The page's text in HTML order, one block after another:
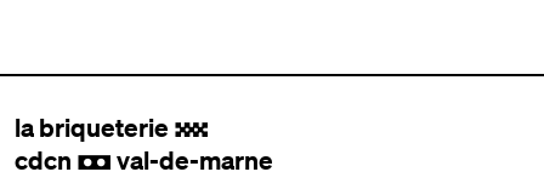
la briqueterie .
cdcn , val-de-marne